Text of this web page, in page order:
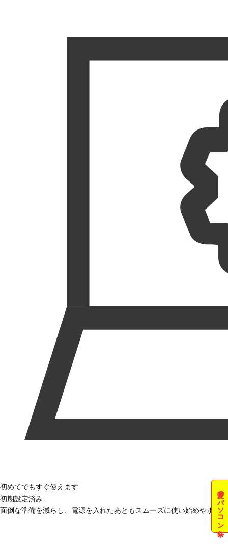
夏のパソコン祭
初めてでもすぐ使えます
初期設定済み
面倒な準備を減らし、電源を入れたあともスムーズに使い始めやすい